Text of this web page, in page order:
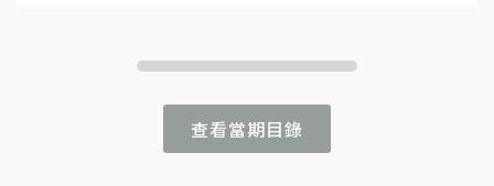
查看當期目錄